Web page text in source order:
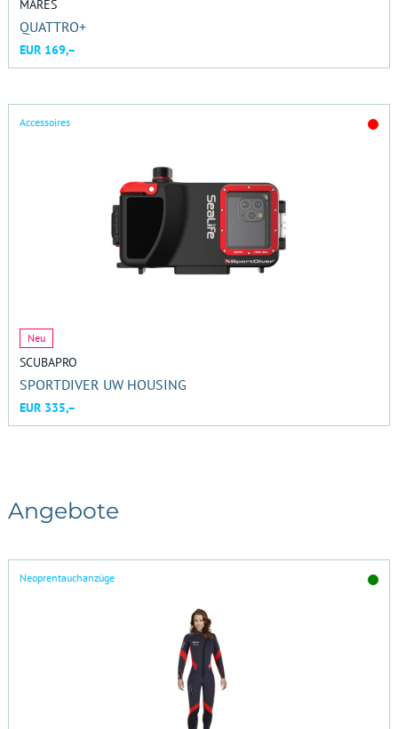
MARES
QUATTRO+
EUR 169,–
Accessoires
SCUBAPRO
SPORTDIVER UW HOUSING
EUR 335,–
Neu
Angebote
Neoprentauchanzüge